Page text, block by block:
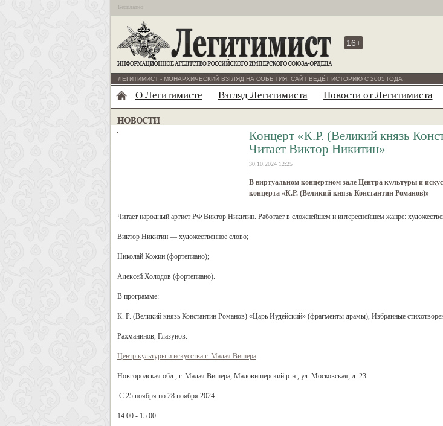
Бесплатно
16+
ЛЕГИТИМИСТ - МОНАРХИЧЕСКИЙ ВЗГЛЯД НА СОБЫТИЯ. САЙТ ВЕДЁТ ИСТОРИЮ С 2005 ГОДА
О Легитимисте Взгляд Легитимиста Новости от Легитимиста
Концерт «К.Р. (Великий князь
Читает Виктор Никитин»
30.10.2024 12:25
В виртуальном концертном зале Центра культуры и
концерта «К.Р. (Великий князь Константин Романов)»
Читает народный артист РФ Виктор Никитин. Работает в сложнейшем и интереснейшем жанре:
Виктор Никитин — художественное слово;
Николай Кожин (фортепиано);
Алексей Холодов (фортепиано).
В программе:
К. Р. (Великий князь Константин Романов) «Царь Иудейский» (фрагменты драмы), Избранные
Рахманинов, Глазунов.
Центр культуры и искусства г. Малая Вишера
Новгородская обл., г. Малая Вишера, Маловишерский р-н., ул. Московская, д. 23
С 25 ноября по 28 ноября 2024
14:00 - 15:00